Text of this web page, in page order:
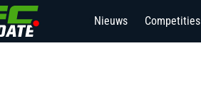
Nieuws Competities